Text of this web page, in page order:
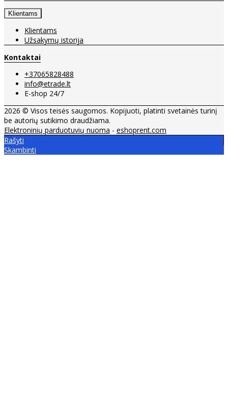
Klientams
Klientams
Užsakymų istorija
Kontaktai
+37065828488
info@etrade.lt
E-shop 24/7
2026 © Visos teisės saugomos. Kopijuoti, platinti svetainės turinį
be autorių sutikimo draudžiama.
Elektroninių parduotuvių nuoma - eshoprent.com
Rašyti
Skambinti